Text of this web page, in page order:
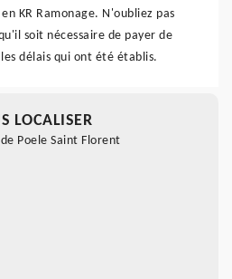
KR Ramonage. N'oubliez pas
soit nécessaire de payer de
délais qui ont été établis.
LOCALISER
Poele Saint Florent